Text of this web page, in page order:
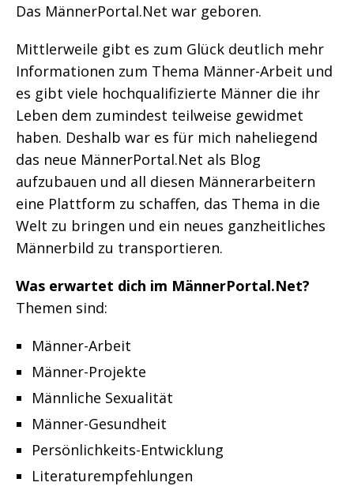
Das MännerPortal.Net war geboren.
Mittlerweile gibt es zum Glück deutlich mehr
Informationen zum Thema Männer-Arbeit und
es gibt viele hochqualifizierte Männer die ihr
Leben dem zumindest teilweise gewidmet
haben. Deshalb war es für mich naheliegend
das neue MännerPortal.Net als Blog
aufzubauen und all diesen Männerarbeitern
eine Plattform zu schaffen, das Thema in die
Welt zu bringen und ein neues ganzheitliches
Männerbild zu transportieren.
Was erwartet dich im MännerPortal.Net?
Themen sind:
Männer-Arbeit
Männer-Projekte
Männliche Sexualität
Männer-Gesundheit
Persönlichkeits-Entwicklung
Literaturempfehlungen